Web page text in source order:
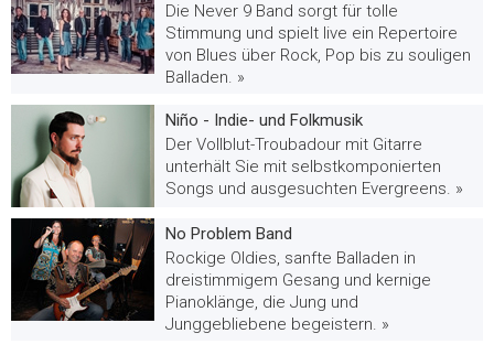
Die Never 9 Band sorgt für tolle
Stimmung und spielt live ein Repertoire
von Blues über Rock, Pop bis zu souligen
Balladen. »
Niño - Indie- und Folkmusik
Der Vollblut-Troubadour mit Gitarre
unterhält Sie mit selbstkomponierten
Songs und ausgesuchten Evergreens. »
No Problem Band
Rockige Oldies, sanfte Balladen in
dreistimmigem Gesang und kernige
Pianoklänge, die Jung und
Junggebliebene begeistern. »